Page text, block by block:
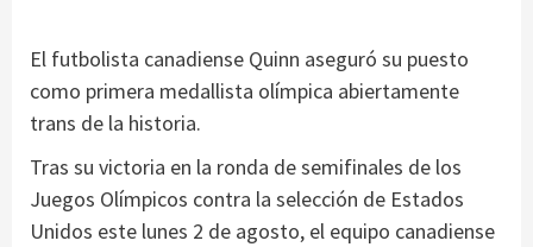
El futbolista canadiense Quinn aseguró su puesto
como primera medallista olímpica abiertamente
trans de la historia.
Tras su victoria en la ronda de semifinales de los
Juegos Olímpicos contra la selección de Estados
Unidos este lunes 2 de agosto, el equipo canadiense